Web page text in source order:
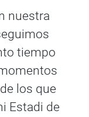
nuestra
tiempo
los que
Estadi de